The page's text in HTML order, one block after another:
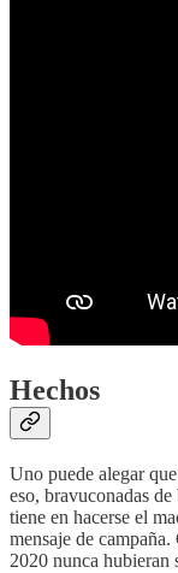
Hechos
Uno puede alegar
eso, bravuconadas
tiene en hacerse el
mensaje de
2020 nunca hubieran